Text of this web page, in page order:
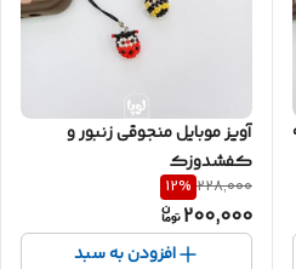
آویز موبایل منجوقی زنبور و
کفشدوزک
228,000
12%
200,000
افزودن به سبد